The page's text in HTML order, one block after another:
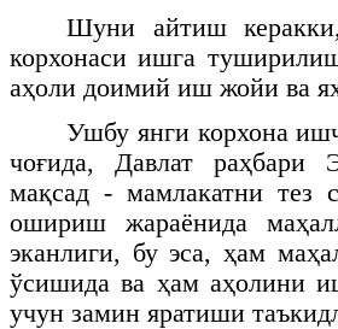
Шуни айтиш
корхонаси ишга
аҳоли доимий иш жойи ва
Ушбу янги корхона
чоғида, Давлат раҳбари
мақсад - мамлакатни тез
ошириш жараёнида
эканлиги, бу эса, ҳам
ўсишида ва ҳам аҳолини
учун замин яратиши